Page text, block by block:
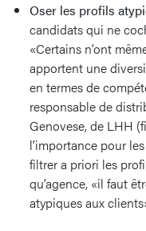
Oser les profils
candidats qui ne
«Certains n’ont
apportent une
en termes de
responsable de
Genovese, de LHH
l’importance pour
filtrer a priori les
qu’agence, «il faut
atypiques aux